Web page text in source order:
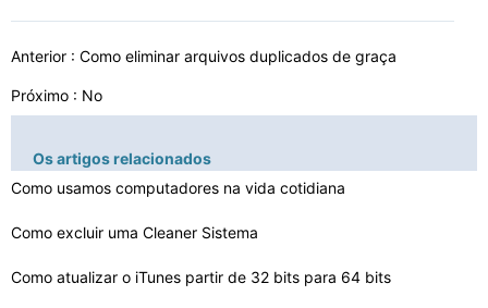
Anterior : Como eliminar arquivos duplicados de graça
Próximo : No
Os artigos relacionados
Como usamos computadores na vida cotidiana
Como excluir uma Cleaner Sistema
Como atualizar o iTunes partir de 32 bits para 64 bits